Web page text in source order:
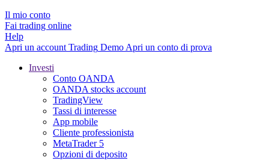
Il mio conto
Fai trading online
Help
Apri un account Trading Demo Apri un conto di prova
Investi
Conto OANDA
OANDA stocks account
TradingView
Tassi di interesse
App mobile
Cliente professionista
MetaTrader 5
Opzioni di deposito